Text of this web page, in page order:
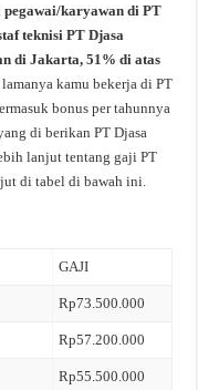
pegawai/karyawan di PT
teknisi PT Djasa
di Jakarta, 51% di atas
kamu bekerja di PT
bonus per tahunnya
di berikan PT Djasa
lanjut tentang gaji PT
di tabel di bawah ini.
GAJI
Rp73.500.000
Rp57.200.000
Rp55.500.000